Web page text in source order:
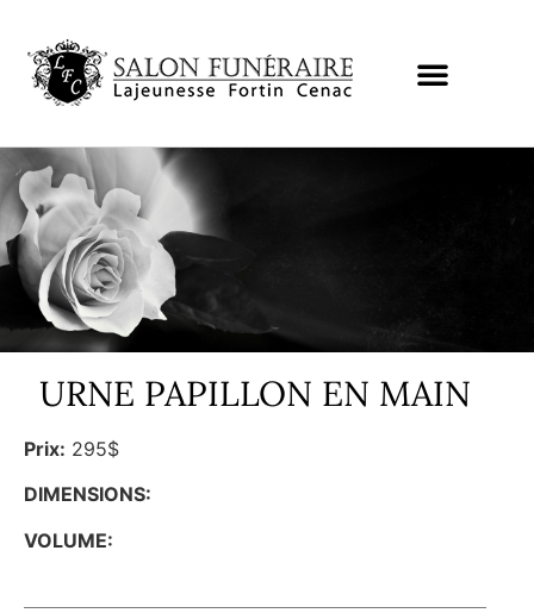
URNE PAPILLON EN MAIN
Prix: 295$
DIMENSIONS:
VOLUME: